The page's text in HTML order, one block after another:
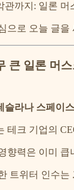
관까지: 일론 머
으로 오늘 글을
큰 일론 머
슬라나 스페이
테크 기업의
향력은 이미 큽
트위터 인수는